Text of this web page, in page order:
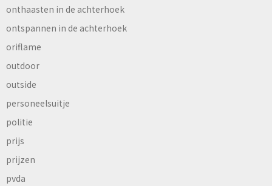
onthaasten in de achterhoek
ontspannen in de achterhoek
oriflame
outdoor
outside
personeelsuitje
politie
prijs
prijzen
pvda